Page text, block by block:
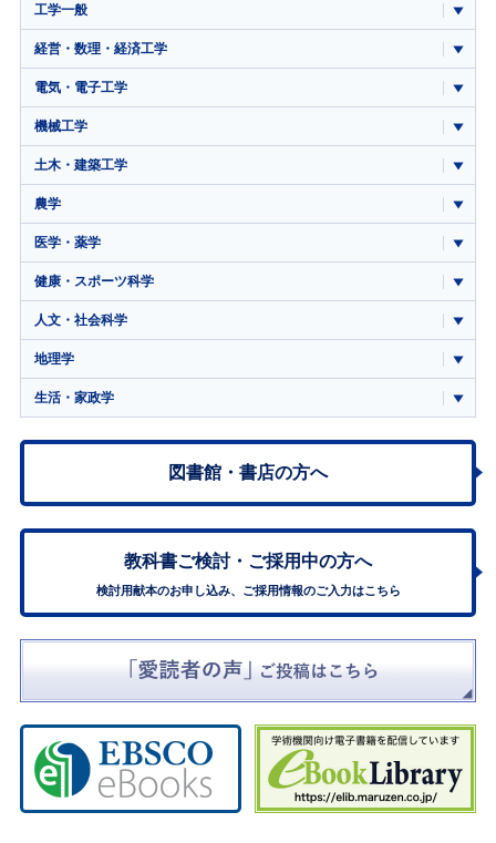
工学一般
経営・数理・経済工学
電気・電子工学
機械工学
土木・建築工学
農学
医学・薬学
健康・スポーツ科学
人文・社会科学
地理学
生活・家政学
図書館・書店の方へ
教科書ご検討・ ご採用中の方へ
検討用献本のお申し込み、ご採用情報のご入力はこちら